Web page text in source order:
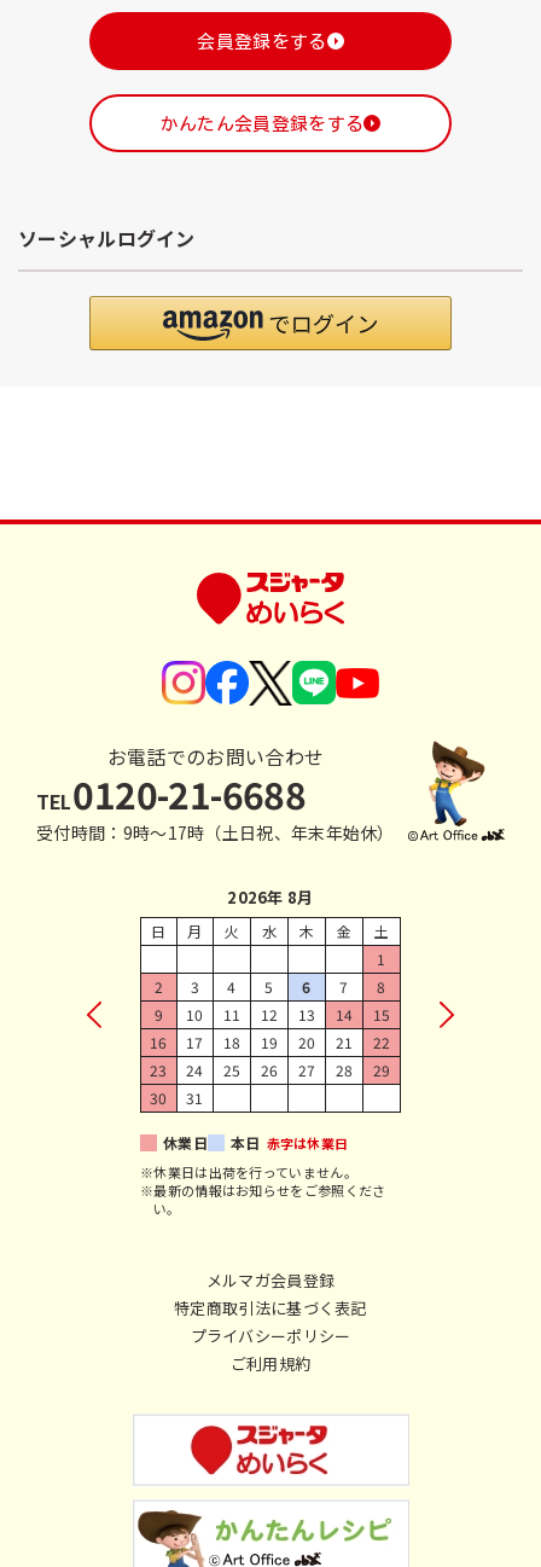
会員登録をする
かんたん会員登録をする
ソーシャルログイン
お電話でのお問い合わせ
TEL0120-21-6688
受付時間：9時〜17時（土日祝、年末年始休）
メルマガ会員登録
特定商取引法に基づく表記
プライバシーポリシー
ご利用規約
2026年 8月
日 月 火 水 木 金
土
1
2
3 4 5 6 7
8
9
10 11 12 13 14
15
16
17 18 19 20 21
22
23
24 25 26 27 28
29
30
31
休業日 本日 赤字は休業日
※休業日は出荷を行っていません。
※最新の情報はお知らせをご参照くださ
い。